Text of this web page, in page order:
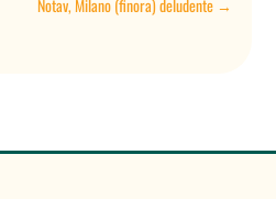
Notav, Milano (finora) deludente→